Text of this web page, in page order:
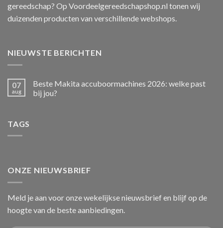
gereedschap? Op Voordeelgereedschapshop.nl tonen wij
duizenden producten van verschillende webshops.
NIEUWSTE BERICHTEN
07
aug
Beste Makita accuboormachines 2026: welke past
bij jou?
TAGS
ONZE NIEUWSBRIEF
Meld je aan voor onze wekelijkse nieuwsbrief en blijf op de
hoogte van de beste aanbiedingen.